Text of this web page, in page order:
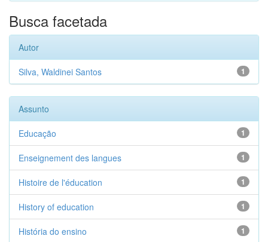
Busca facetada
Autor
1
Silva, Waldinei Santos
Assunto
1
Educação
1
Enseignement des langues
1
Histoire de l'éducation
1
History of education
1
História do ensino